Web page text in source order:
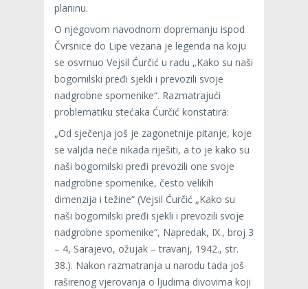
planinu.
O njegovom navodnom dopremanju ispod
Čvrsnice do Lipe vezana je legenda na koju
se osvrnuo Vejsil Ćurčić u radu „Kako su naši
bogomilski pređi sjekli i prevozili svoje
nadgrobne spomenike“. Razmatrajući
problematiku stećaka Ćurčić konstatira:
„Od sječenja još je zagonetnije pitanje, koje
se valjda neće nikada riješiti, a to je kako su
naši bogomilski pređi prevozili one svoje
nadgrobne spomenike, često velikih
dimenzija i težine“ (Vejsil Ćurčić „Kako su
naši bogomilski pređi sjekli i prevozili svoje
nadgrobne spomenike“, Napredak, IX., broj 3
– 4, Sarajevo, ožujak – travanj, 1942., str.
38.). Nakon razmatranja u narodu tada još
raširenog vjerovanja o ljudima divovima koji